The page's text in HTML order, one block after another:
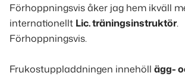
Förhoppningsvis åker jag hem ikväll
internationellt Lic. träningsinstruktör.
Förhoppningsvis.
Frukostuppladdningen innehöll ägg-